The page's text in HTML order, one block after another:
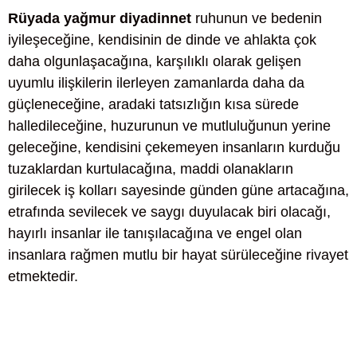
Rüyada yağmur diyadinnet ruhunun ve bedenin
iyileşeceğine, kendisinin de dinde ve ahlakta çok
daha olgunlaşacağına, karşılıklı olarak gelişen
uyumlu ilişkilerin ilerleyen zamanlarda daha da
güçleneceğine, aradaki tatsızlığın kısa sürede
halledileceğine, huzurunun ve mutluluğunun yerine
geleceğine, kendisini çekemeyen insanların kurduğu
tuzaklardan kurtulacağına, maddi olanakların
girilecek iş kolları sayesinde günden güne artacağına,
etrafında sevilecek ve saygı duyulacak biri olacağı,
hayırlı insanlar ile tanışılacağına ve engel olan
insanlara rağmen mutlu bir hayat sürüleceğine rivayet
etmektedir.